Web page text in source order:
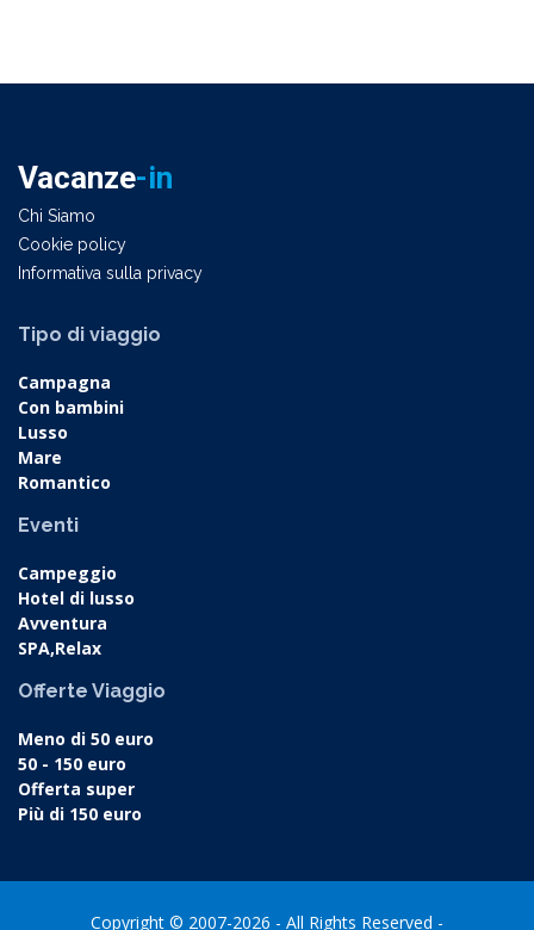
Vacanze-in
Chi Siamo
Cookie policy
Informativa sulla privacy
Tipo di viaggio
Campagna
Con bambini
Lusso
Mare
Romantico
Eventi
Campeggio
Hotel di lusso
Avventura
SPA,Relax
Offerte Viaggio
Meno di 50 euro
50 - 150 euro
Offerta super
Più di 150 euro
Copyright © 2007-2026 - All Rights Reserved -